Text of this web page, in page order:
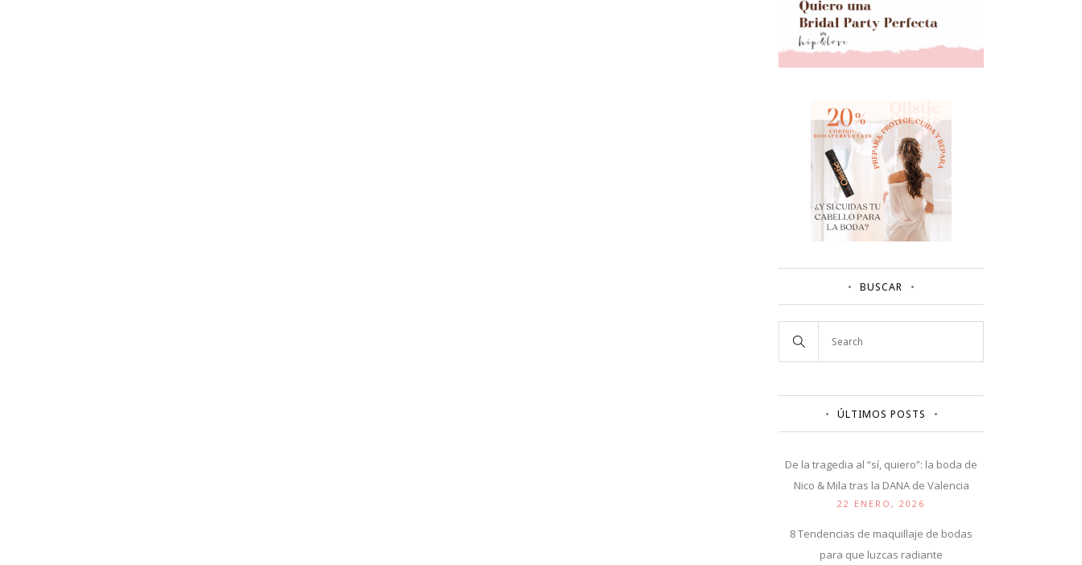
BUSCAR
ÚLTIMOS POSTS
De la tragedia al “sí, quiero”: la boda de
Nico & Mila tras la DANA de Valencia
22 ENERO, 2026
8 Tendencias de maquillaje de bodas
para que luzcas radiante